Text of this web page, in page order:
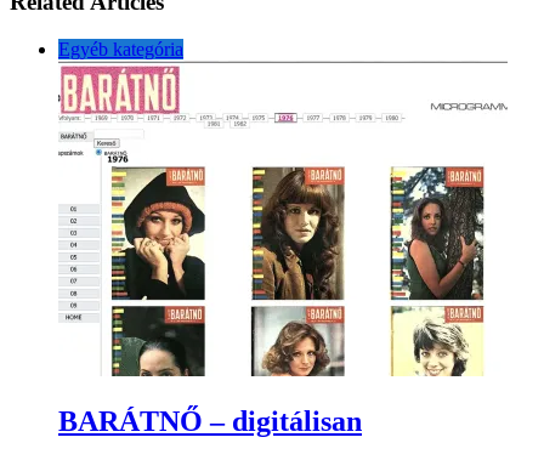
Egyéb kategória
BARÁTNŐ – digitálisan